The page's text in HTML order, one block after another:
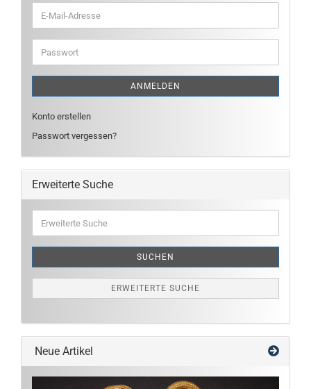
E-
Mail-
Adresse
Passwort
ANMELDEN
Konto erstellen
Passwort vergessen?
Erweiterte Suche
Suche
SUCHEN
ERWEITERTE SUCHE
Neue Artikel